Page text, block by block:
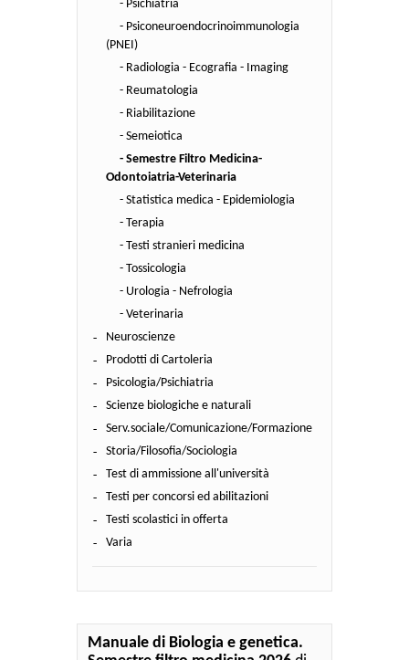
- Psichiatria
- Psiconeuroendocrinoimmunologia
(PNEI)
- Radiologia - Ecografia - Imaging
- Reumatologia
- Riabilitazione
- Semeiotica
- Semestre Filtro Medicina-
Odontoiatria-Veterinaria
- Statistica medica - Epidemiologia
- Terapia
- Testi stranieri medicina
- Tossicologia
- Urologia - Nefrologia
- Veterinaria
Neuroscienze
Prodotti di Cartoleria
Psicologia/Psichiatria
Scienze biologiche e naturali
Serv.sociale/Comunicazione/Formazione
Storia/Filosofia/Sociologia
Test di ammissione all'università
Testi per concorsi ed abilitazioni
Testi scolastici in offerta
Varia
Manuale di Biologia e genetica.